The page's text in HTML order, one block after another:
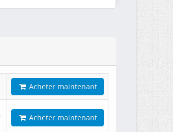
Acheter maintenant
Acheter maintenant